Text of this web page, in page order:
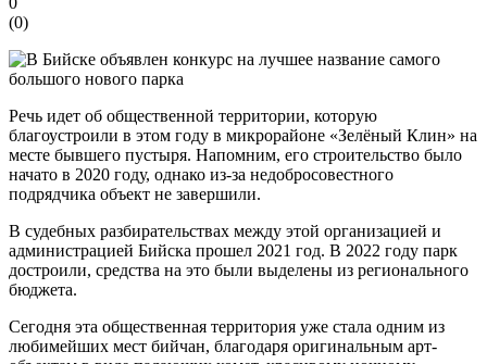
(0)
Речь идет об общественной территории, которую
благоустроили в этом году в микрорайоне «Зелёный Клин» на
месте бывшего пустыря. Напомним, его строительство было
начато в 2020 году, однако из-за недобросовестного
подрядчика объект не завершили.
В судебных разбирательствах между этой организацией и
администрацией Бийска прошел 2021 год. В 2022 году парк
достроили, средства на это были выделены из регионального
бюджета.
Сегодня эта общественная территория уже стала одним из
любимейших мест бийчан, благодаря оригинальным арт-